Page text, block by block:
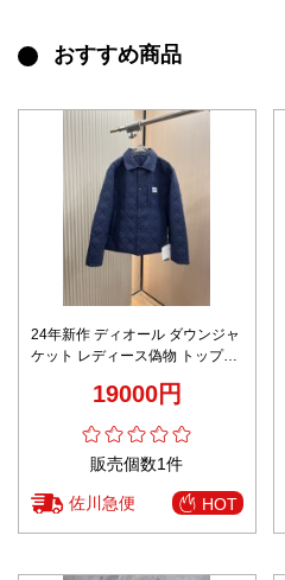
おすすめ商品
24年新作 ディオール ダウンジャ
ケット レディース偽物 トップス
19000円
販売個数1件
佐川急便 HOT